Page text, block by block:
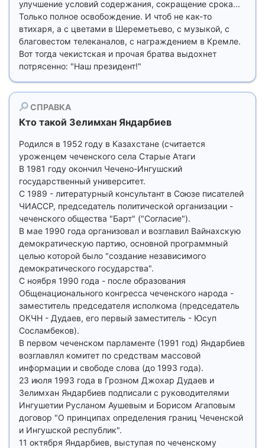
улучшение условий содержания, сокращение срока...
Только полное освобождение. И чтоб не как-то
втихаря, а с цветами в Шереметьево, с музыкой, с
благовестом телеканалов, с награждением в Кремле.
Вот тогда чекистская и прочая братва выдохнет
потрясенно: "Наш президент!"
СПРАВКА
Кто такой Зелимхан Яндарбиев
Родился в 1952 году в Казахстане (считается
уроженцем чеченского села Старые Атаги
В 1981 году окончил Чечено-Ингушский
государственный университет.
С 1989 - литературный консультант в Союзе писателей
ЧИАССР, председатель политической организации -
чеченского общества "Барт" ("Согласие").
В мае 1990 года организовал и возглавил Вайнахскую
демократическую партию, основной программный
целью которой было "создание независимого
демократического государства".
С ноября 1990 года - после образования
Общенационального конгресса чеченского народа -
заместитель председателя исполкома (председатель
ОКЧН - Дудаев, его первый заместитель - Юсуп
Сосламбеков).
В первом чеченском парламенте (1991 год) Яндарбиев
возглавлял комитет по средствам массовой
информации и свободе слова (до 1993 года).
23 июля 1993 года в Грозном Джохар Дудаев и
Зелимхан Яндарбиев подписали с руководителями
Ингушетии Русланом Аушевым и Борисом Агаповым
договор "О принципах определения границ Чеченской
и Ингушской республик".
11 октября Яндарбиев, выступая по чеченскому